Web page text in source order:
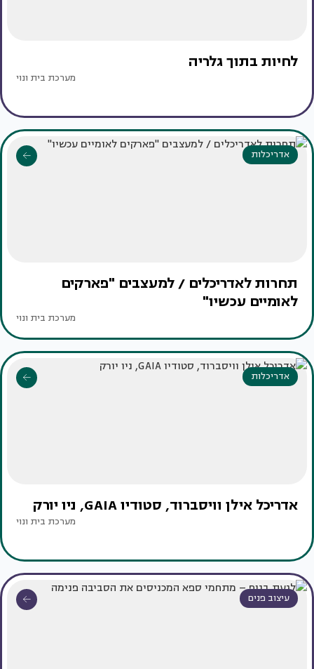
לחיות בתוך גלריה
מערכת בית ונוי
אדריכלות
תחרות לאדריכלים / למעצבים "פארקים
לאומיים עכשיו"
מערכת בית ונוי
אדריכלות
אדריכל אילן וויסברוד, סטודיו GAIA, ניו יורק
מערכת בית ונוי
עיצוב פנים